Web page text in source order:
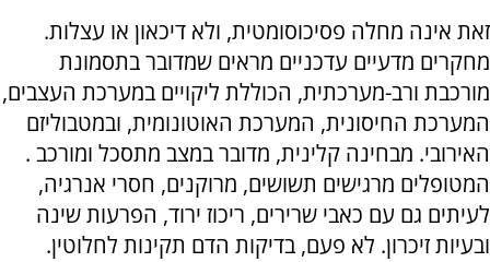
זאת אינה מחלה פסיכוסומטית, ולא דיכאון או עצלות.
מחקרים מדעיים עדכניים מראים שמדובר בתסמונת
מורכבת ורב-מערכתית, הכוללת ליקויים במערכת העצבים,
המערכת החיסונית, המערכת האוטונומית, ובמטבוליזם
האירובי. מבחינה קלינית, מדובר במצב מתסכל ומורכב .
המטופלים מרגישים תשושים, מרוקנים, חסרי אנרגיה,
לעיתים גם עם כאבי שרירים, ריכוז ירוד, הפרעות שינה
ובעיות זיכרון. לא פעם, בדיקות הדם תקינות לחלוטין.